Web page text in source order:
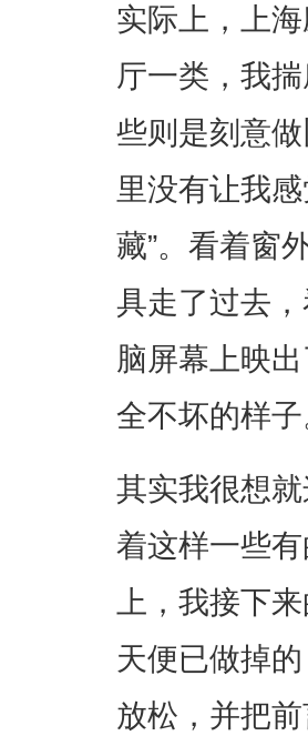
实际上，上
厅一类，我
些则是刻意
里没有让我
藏”。看着窗
具走了过去
脑屏幕上映
全不坏的样子
其实我很想
着这样一些
上，我接下
天便已做掉
放松，并把